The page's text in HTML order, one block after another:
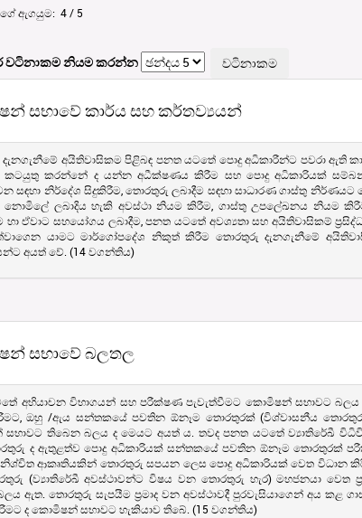
ඇගයුම: 4/ 5
වටිනාකම නියම කරන්න
සභාවේ කාර්ය සහ කර්තව්‍යයන්
අයිතිවාසිකම පිළිබඳ පනත යටතේ පොදු අධිකාරීන්ට පවරා ඇති
කරන්නේ ද යන්න අධීක්ෂණය කිරීම සහ පොදු අධිකාරියක්
සඳහා නිර්දේශ සිදුකිරීම, තොරතුරු ලබාදීම සඳහා සාධාරණ ගාස්තු නිර්ණයට
ලබාදිය හැකි අවස්ථා නියම කිරීම, ගාස්තු උපලේඛනය නියම
හා ඒවාට සහයෝගය ලබාදීම, පනත යටතේ අවශ්‍යතා සහ අයිතිවාසිකම්
යාමට මාර්ගෝපදේශ නිකුත් කිරීම තොරතුරු දැනගැනීමේ
අයත් වේ. (14 වගන්තිය)
සභාවේ බලතල
අභියාචන විභාගයන් සහ පරීක්ෂණ පැවැත්වීමට කොමිෂන් සභාවට
ඔහු /ඇය සන්තකයේ පවතින ඕනෑම තොරතුරක් (විශ්වාසනීය
තිබෙන බලය ද මෙයට අයත් ය. තවද පනත යටතේ ව්‍යාතිරේඛී
ද ඇතුළත්ව පොදු අධිකාරියක් සන්තකයේ පවතින ඕනෑම තොරතුරක්
ආකෘතියකින් තොරතුරු සපයන ලෙස පොදු අධිකාරියක් වෙත විධාන
(ව්‍යාතිරේඛී අවස්ථාවන්ට විෂය වන තොරතුරු හැර) මහජනයා වෙත
ඇත. තොරතුරු සැපයීම ප‍්‍රමාද වන අවස්ථාවදී පුරවැසියාගෙන් අය කළ
ද කොමිෂන් සභාවට හැකියාව තිබේ. (15 වගන්තිය)